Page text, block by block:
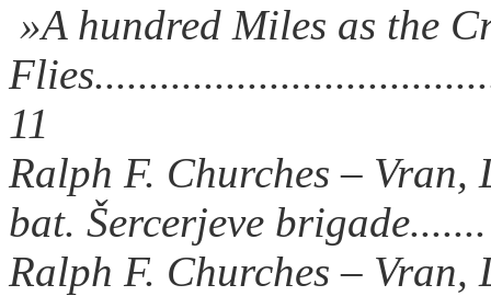
»A hundred Miles as the
11
Ralph F. Churches – Vran,
bat. Šercerjeve
Ralph F. Churches – Vran,